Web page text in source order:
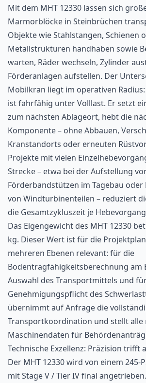
Mit dem MHT 12330 lassen sich
Marmorblöcke in Steinbrüchen
Objekte wie Stahlstangen, Schienen
Metallstrukturen handhaben sowie
warten, Räder wechseln, Zylinder
Förderanlagen aufstellen. Der
Mobilkran liegt im operativen
ist fahrfähig unter Volllast. Er setzt
zum nächsten Ablageort, hebt die
Komponente – ohne Abbauen,
Kranstandorts oder erneuten
Projekte mit vielen
Strecke – etwa bei der Aufstellung
Förderbandstützen im Tagebau
von Windturbinenteilen – reduziert
die Gesamtzykluszeit je
Das Eigengewicht des MHT 12330
kg. Dieser Wert ist für die
mehreren Ebenen relevant: für die
Bodentragfähigkeitsberechnung am
Auswahl des Transportmittels und
Genehmigungspflicht des
übernimmt auf Anfrage die
Transportkoordination und stellt alle
Maschinendaten für
Technische Exzellenz: Präzision trifft
Der MHT 12330 wird von einem 245-
mit Stage V / Tier IV final